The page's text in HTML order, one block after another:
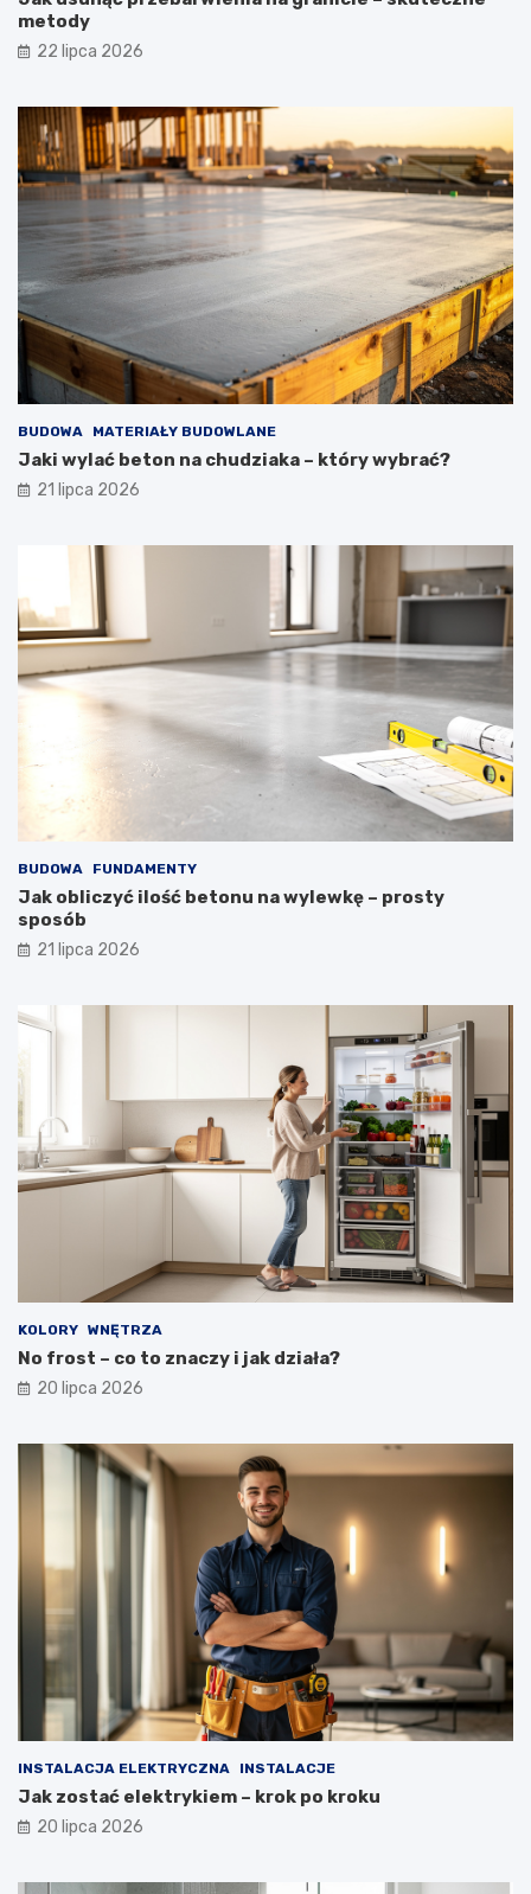
metody
22 lipca 2026
BUDOWA MATERIAŁY BUDOWLANE
Jaki wylać beton na chudziaka – który wybrać?
21 lipca 2026
BUDOWA FUNDAMENTY
Jak obliczyć ilość betonu na wylewkę – prosty
sposób
21 lipca 2026
KOLORY WNĘTRZA
No frost – co to znaczy i jak działa?
20 lipca 2026
INSTALACJA ELEKTRYCZNA INSTALACJE
Jak zostać elektrykiem – krok po kroku
20 lipca 2026